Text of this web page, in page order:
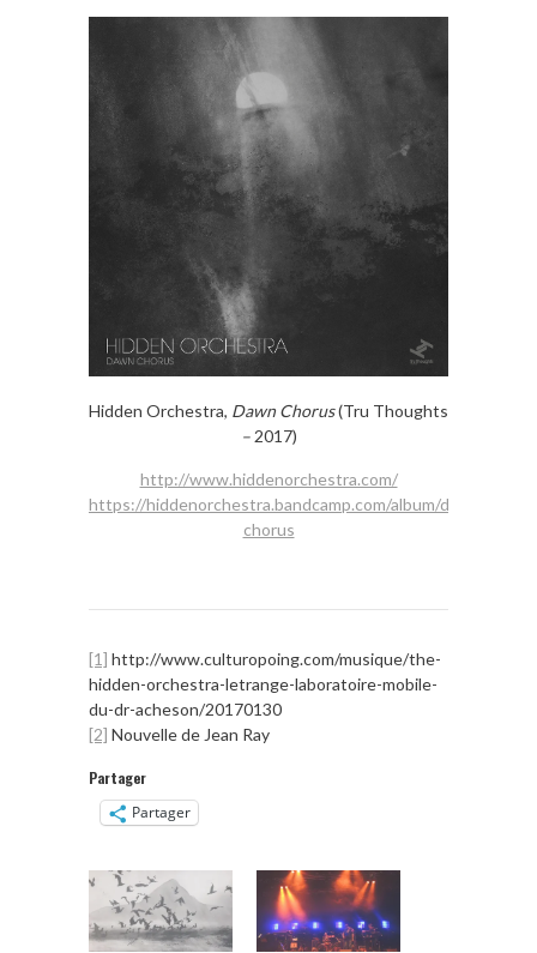
Hidden Orchestra, Dawn Chorus(Tru Thoughts
– 2017)
http://www.hiddenorchestra.com/
https://hiddenorchestra.bandcamp.com/album/dawn-
chorus
[1] http://www.culturopoing.com/musique/the-
hidden-orchestra-letrange-laboratoire-mobile-
du-dr-acheson/20170130
[2] Nouvelle de Jean Ray
Partager
Partager